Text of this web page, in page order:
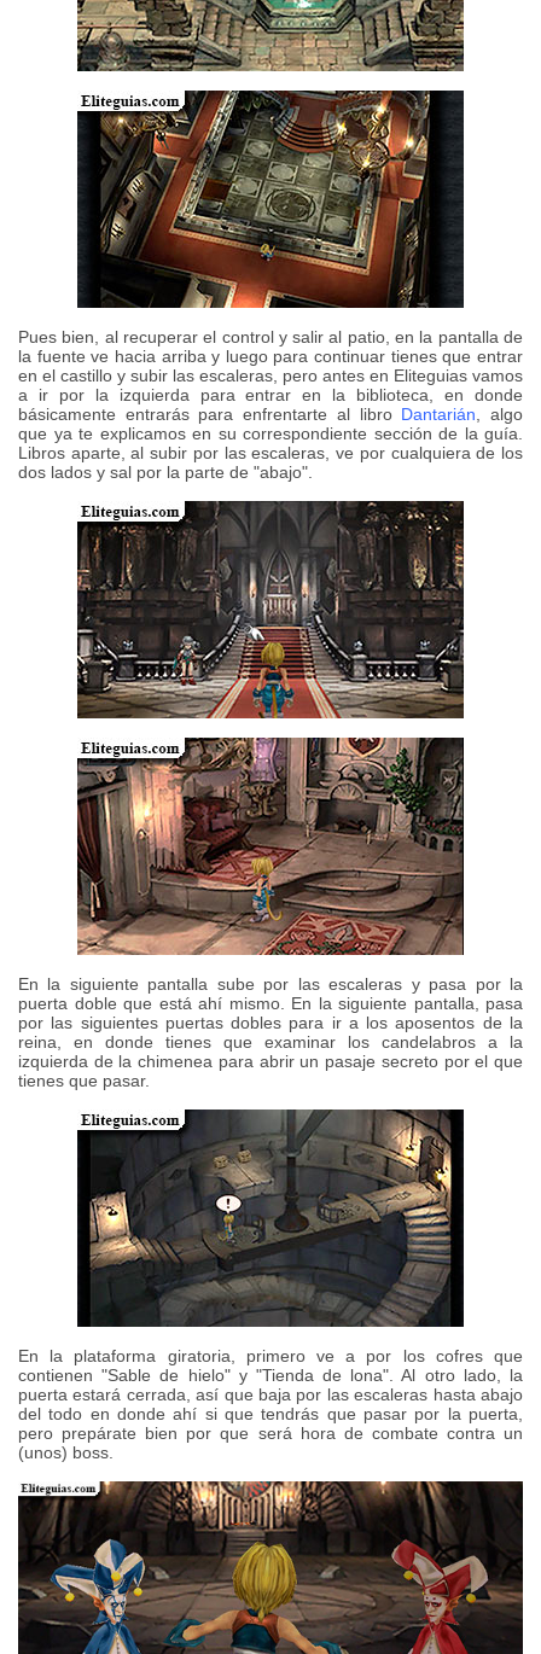
Pues bien, al recuperar el control y salir al patio, en la pantalla de
la fuente ve hacia arriba y luego para continuar tienes que entrar
en el castillo y subir las escaleras, pero antes en Eliteguias vamos
a ir por la izquierda para entrar en la biblioteca, en donde
básicamente entrarás para enfrentarte al libro Dantarián , algo
que ya te explicamos en su correspondiente sección de la guía.
Libros aparte, al subir por las escaleras, ve por cualquiera de los
dos lados y sal por la parte de "abajo".
En la siguiente pantalla sube por las escaleras y pasa por la
puerta doble que está ahí mismo. En la siguiente pantalla, pasa
por las siguientes puertas dobles para ir a los aposentos de la
reina, en donde tienes que examinar los candelabros a la
izquierda de la chimenea para abrir un pasaje secreto por el que
tienes que pasar.
En la plataforma giratoria, primero ve a por los cofres que
contienen "Sable de hielo" y "Tienda de lona". Al otro lado, la
puerta estará cerrada, así que baja por las escaleras hasta abajo
del todo en donde ahí si que tendrás que pasar por la puerta,
pero prepárate bien por que será hora de combate contra un
(unos) boss.